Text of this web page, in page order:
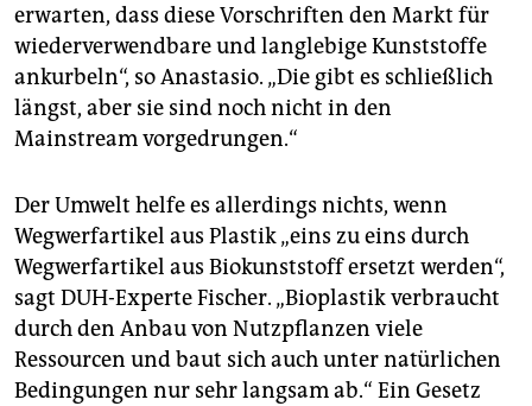
erwarten, dass diese Vorschriften den Markt für
wiederverwendbare und langlebige Kunststoffe
ankurbeln“, so Anastasio. „Die gibt es schließlich
längst, aber sie sind noch nicht in den
Mainstream vorgedrungen.“
Der Umwelt helfe es allerdings nichts, wenn
Wegwerfartikel aus Plastik „eins zu eins durch
Wegwerfartikel aus Biokunststoff ersetzt werden“,
sagt DUH-Experte Fischer. „Bioplastik verbraucht
durch den Anbau von Nutzpflanzen viele
Ressourcen und baut sich auch unter natürlichen
Bedingungen nur sehr langsam ab.“ Ein Gesetz